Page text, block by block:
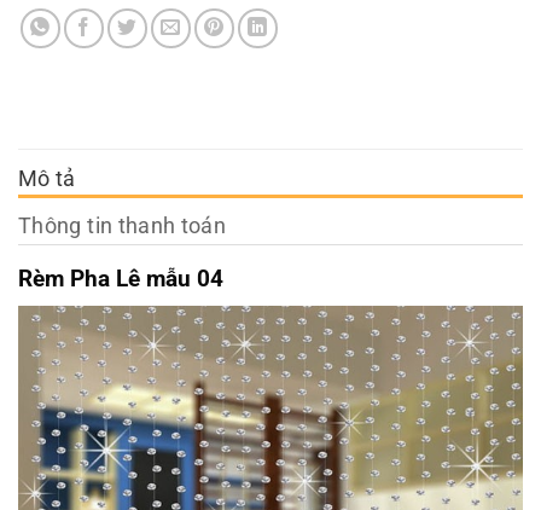
Mô tả
Thông tin thanh toán
Rèm Pha Lê mẫu 04